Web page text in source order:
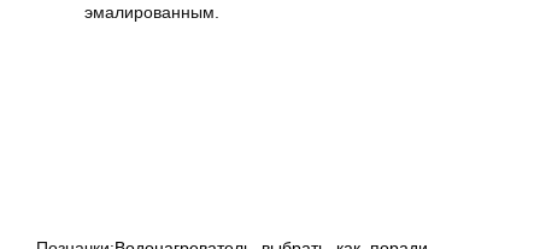
эмалированным.